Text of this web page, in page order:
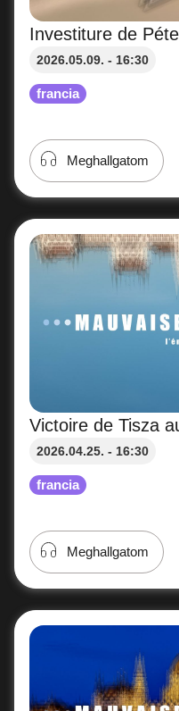
Investiture de
2026.05.09. - 16:30
francia
Meghallgatom
Victoire de Tisza
2026.04.25. - 16:30
francia
Meghallgatom